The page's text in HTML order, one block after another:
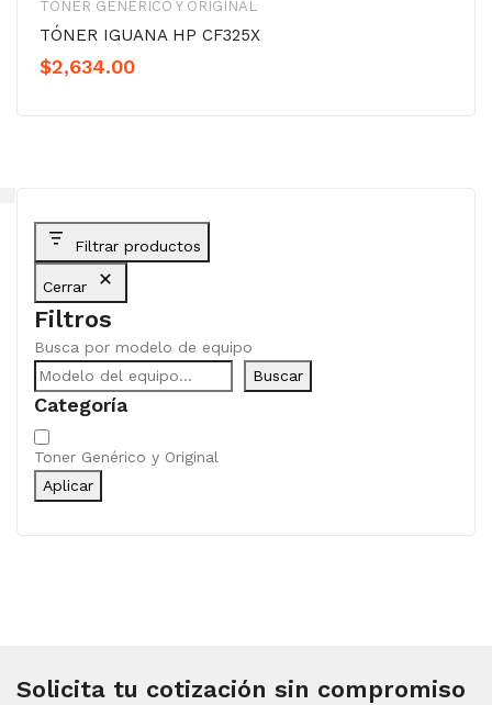
TONER GENÉRICO Y ORIGINAL
TÓNER IGUANA HP CF325X
$2,634.00
Filtrar productos
Cerrar
Filtros
Busca por modelo de equipo
Buscar
Categoría
Categoría
Toner Genérico y Original
Aplicar
Solicita tu cotización sin compromiso